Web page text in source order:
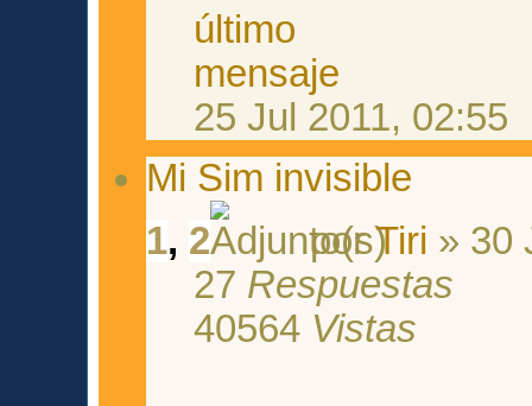
25 Jul 2011, 02:55
Mi Sim invisible
1, 2 porTiri » 30
27 Respuestas
40564 Vistas